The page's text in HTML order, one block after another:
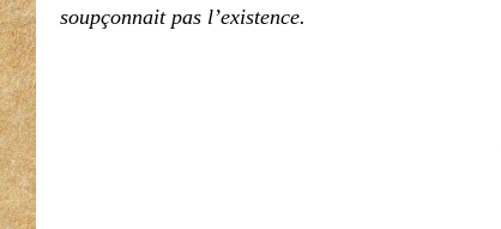
soupçonnait pas l’existence.